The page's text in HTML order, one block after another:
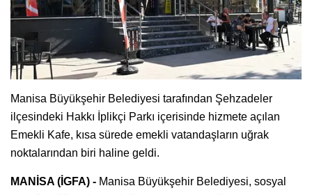
Manisa Büyükşehir Belediyesi tarafından Şehzadeler
ilçesindeki Hakkı İplikçi Parkı içerisinde hizmete açılan
Emekli Kafe, kısa sürede emekli vatandaşların uğrak
noktalarından biri haline geldi.
MANİSA (İGFA) - Manisa Büyükşehir Belediyesi, sosyal